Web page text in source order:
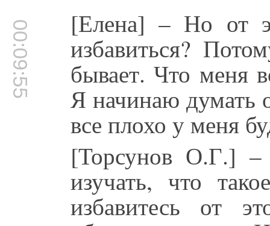
00:09:55 [Елена] – Но от
избавиться?
бывает. Что меня
Я начинаю думать
все плохо у меня
[Торсунов О.Г.] –
изучать, что
избавитесь от